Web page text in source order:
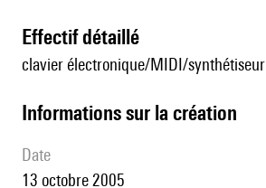
effectif détaillé
clavier électronique/MIDI/synthétiseur
informations sur la création
date
13 octobre 2005